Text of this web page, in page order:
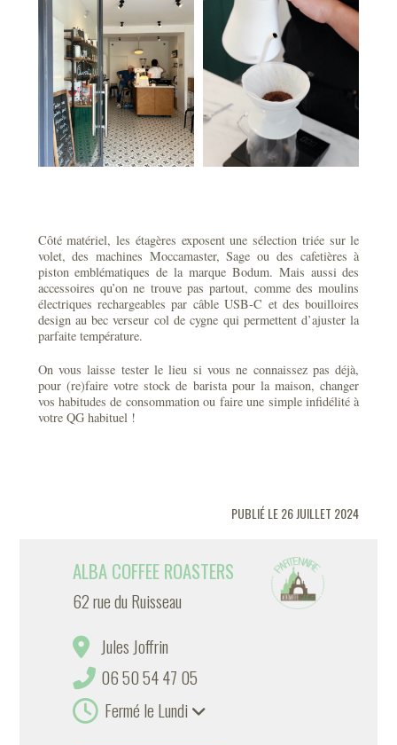
Côté matériel, les étagères exposent une sélection triée sur le
volet, des machines Moccamaster, Sage ou des cafetières à
piston emblématiques de la marque Bodum. Mais aussi des
accessoires qu’on ne trouve pas partout, comme des moulins
électriques rechargeables par câble USB-C et des bouilloires
design au bec verseur col de cygne qui permettent d’ajuster la
parfaite température.
On vous laisse tester le lieu si vous ne connaissez pas déjà,
pour (re)faire votre stock de barista pour la maison, changer
vos habitudes de consommation ou faire une simple infidélité à
votre QG habituel !
PUBLIÉ LE 26 JUILLET 2024
ALBA COFFEE ROASTERS
62 rue du Ruisseau
Jules Joffrin
06 50 54 47 05
Fermé le Lundi